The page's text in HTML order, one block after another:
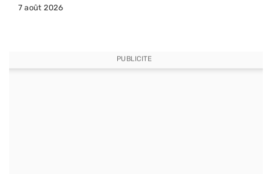
7 août 2026
PUBLICITE